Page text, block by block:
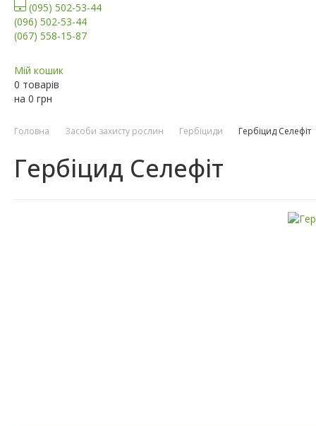
(095) 502-53-44
(096) 502-53-44
(067) 558-15-87
Мій кошик
0 товарів
на 0 грн
Головна Засоби захисту рослин Гербіциди Гербіцид Селефіт
Гербіцид Селефіт